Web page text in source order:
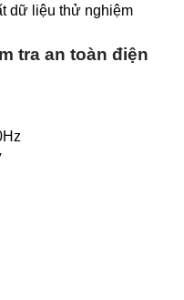
dữ liệu thử nghiệm
tra an toàn điện